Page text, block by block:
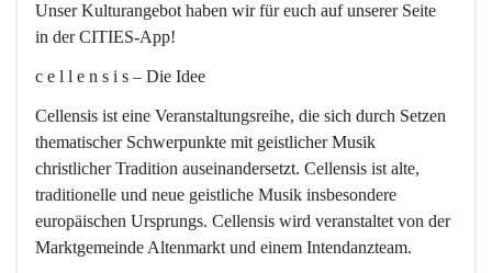
Unser Kulturangebot haben wir für euch auf unserer Seite
in der CITIES-App!
c e l l e n s i s – Die Idee
Cellensis ist eine Veranstaltungsreihe, die sich durch Setzen
thematischer Schwerpunkte mit geistlicher Musik
christlicher Tradition auseinandersetzt. Cellensis ist alte,
traditionelle und neue geistliche Musik insbesondere
europäischen Ursprungs. Cellensis wird veranstaltet von der
Marktgemeinde Altenmarkt und einem Intendanzteam.